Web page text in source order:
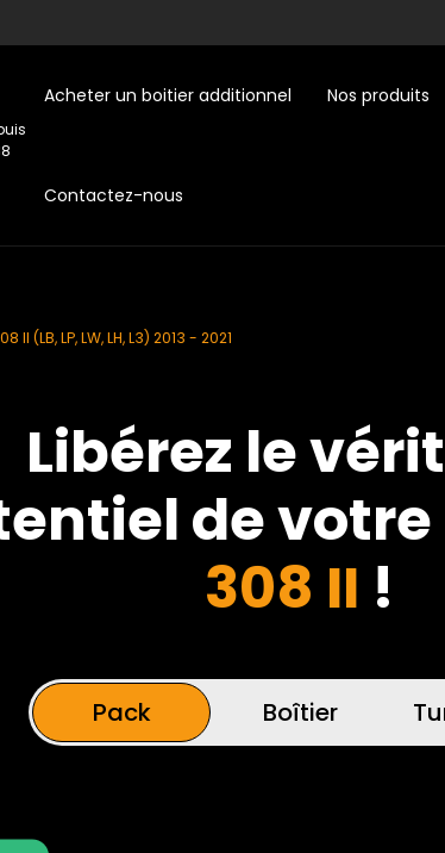
Acheter un boitier additionnel Nos produits
Contactez-nous
II (LB, LP, LW, LH, L3) 2013 - 2021
Libérez le
de votre
308 II !
Pack Boîtier